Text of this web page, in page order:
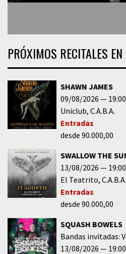
PRÓXIMOS RECITALES
SHAWN JAMES
09/08/2026
19:00
Uniclub C.A.B.A.
Entradas
desde 90.000,00
SWALLOW THE
13/08/2026
19:00
El Teatrito C.A.B.A.
Entradas
desde 90.000,00
SQUASH BOWELS
Bandas invitadas:
13/08/2026
19:00